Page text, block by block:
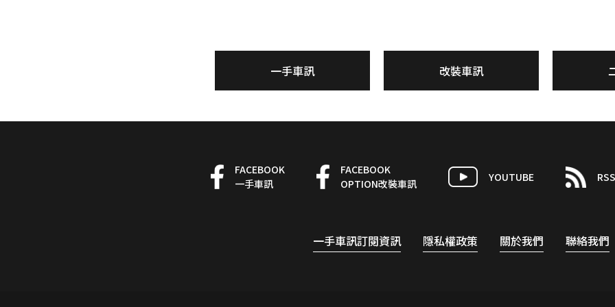
一手車訊 改裝車訊
FACEBOOK
一手車訊
FACEBOOK
OPTION改裝車訊
YOUTUBE RSS
一手車訊訂閱資訊 隱私權政策 關於我們 聯絡我們